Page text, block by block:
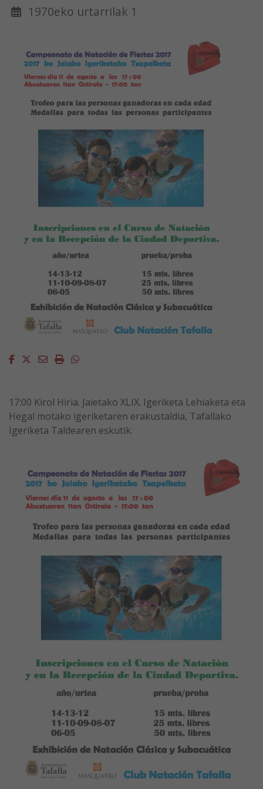
1970eko urtarrilak 1
Facebook
Twitter
EmailImprimirWhatsapp
17:00 Kirol Hiria. Jaietako XLIX. Igeriketa Lehiaketa eta
Hegal motako igeriketaren erakustaldia, Tafallako
Igeriketa Taldearen eskutik.